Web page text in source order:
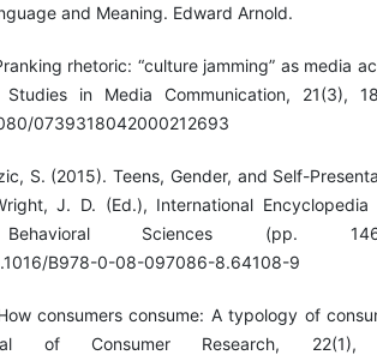
and Meaning. Edward Arnold.
rhetoric: “culture jamming” as media
in Media Communication, 21(3),
0739318042000212693
S. (2015). Teens, Gender, and Self-
J. D. (Ed.), International
Sciences (pp. 146-
B978-0-08-097086-8.64108-9
consumers consume: A typology of
of Consumer Research, 22(1),